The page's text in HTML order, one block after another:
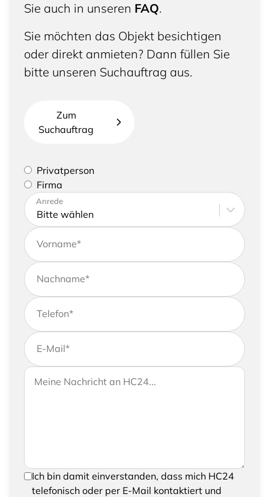
Sie auch in unseren FAQ.
Sie möchten das Objekt besichtigen
oder direkt anmieten? Dann füllen Sie
bitte unseren Suchauftrag aus.
Zum
Suchauftrag
Bitte geben Sie an, ob Sie eine Privatperson sind
oder eine Firma vertreten
Privatperson
Firma
Bitte tragen Sie Ihre Adresse sowie
Kontaktdaten ein
Anrede
Vorname*
Nachname*
Telefon*
E-Mail*
Wenn Sie uns weitere Informationen zukommen
lassen möchten, können Sie Ihrer Anfrage gerne
Ihre Nachricht an HC24
Um Ihre Anfrage senden zu können, bestätigen
Sie bitte das Speichern und Verarbeiten Ihrer
Ich bin damit einverstanden, dass mich HC24
telefonisch oder per E-Mail kontaktiert und